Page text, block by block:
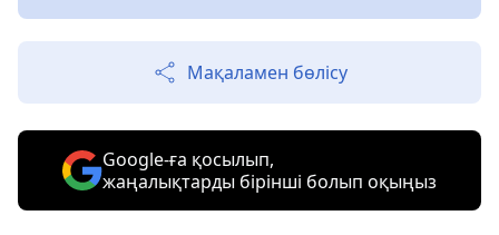
Мақаламен бөлісу
Google-ға қосылып,
жаңалықтарды бірінші болып оқыңыз